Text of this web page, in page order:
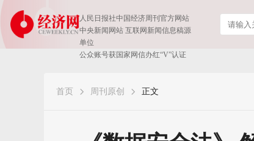
人民日报社中国经济周刊官方网站
中央新闻网站 互联网新闻信息稿源
单位
公众账号获国家网信办红“V”认证
首页 周刊原创 正文